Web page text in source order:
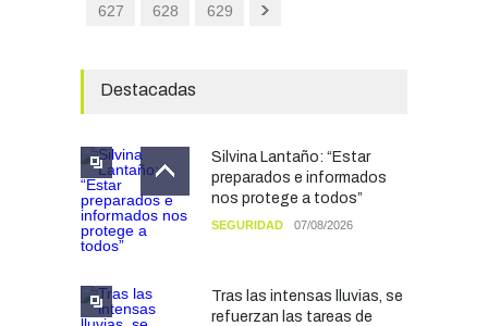
627
628 629
Destacadas
Silvina Lantaño: “Estar
preparados e informados
nos protege a todos”
SEGURIDAD 07/08/2026
Tras las intensas lluvias, se
refuerzan las tareas de